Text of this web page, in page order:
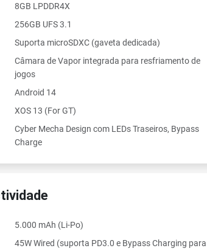
8GB LPDDR4X
256GB UFS 3.1
Suporta microSDXC (gaveta dedicada)
Câmara de Vapor integrada para resfriamento de
jogos
Android 14
XOS 13 (For GT)
Cyber Mecha Design com LEDs Traseiros, Bypass
Charge
5.000 mAh (Li-Po)
45W Wired (suporta PD3.0 e Bypass Charging para